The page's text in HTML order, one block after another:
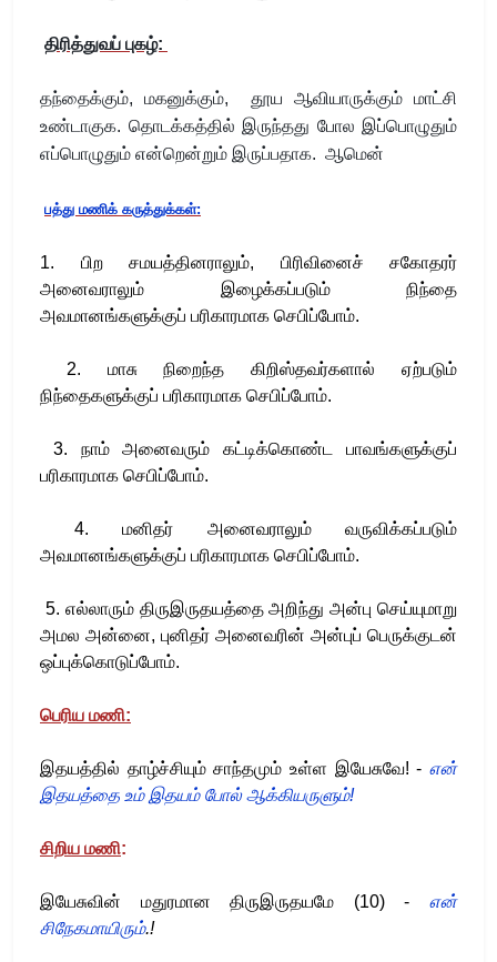
திரித்துவப் புகழ்:
தந்தைக்கும், மகனுக்கும், தூய ஆவியாருக்கும் மாட்சி
உண்டாகுக. தொடக்கத்தில் இருந்தது போல இப்பொழுதும்
எப்பொழுதும் என்றென்றும் இருப்பதாக. ஆமென்
பத்து மணிக் கருத்துக்கள்:
1. பிற சமயத்தினராலும், பிரிவினைச் சகோதரர்
அனைவராலும் இழைக்கப்படும் நிந்தை
அவமானங்களுக்குப் பரிகாரமாக செபிப்போம்.
2. மாசு நிறைந்த கிறிஸ்தவர்களால் ஏற்படும்
நிந்தைகளுக்குப் பரிகாரமாக செபிப்போம்.
3. நாம் அனைவரும் கட்டிக்கொண்ட பாவங்களுக்குப்
பரிகாரமாக செபிப்போம்.
4. மனிதர் அனைவராலும் வருவிக்கப்படும்
அவமானங்களுக்குப் பரிகாரமாக செபிப்போம்.
5. எல்லாரும் திருஇருதயத்தை அறிந்து அன்பு செய்யுமாறு
அமல அன்னை, புனிதர் அனைவரின் அன்புப் பெருக்குடன்
ஒப்புக்கொடுப்போம்.
பெரிய மணி:
இதயத்தில் தாழ்ச்சியும் சாந்தமும் உள்ள இயேசுவே! -என்
இதயத்தை உம் இதயம் போல் ஆக்கியருளும்!
சிறிய மணி:
இயேசுவின் மதுரமான திருஇருதயமே (10)-என்
சிநேகமாயிரும்.!